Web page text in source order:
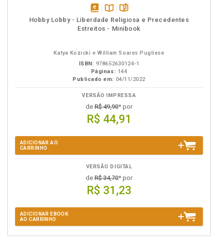
disponível
em
Disponível
na
páginas
Hobby Lobby - Liberdade Religiosa e Precedentes
Estreitos - Minibook
Katya Kozicki e William Soares Pugliese
ISBN: 978652630124-1
Páginas: 144
Publicado em: 04/11/2022
VERSÃO IMPRESSA
de R$ 49,90* por
R$ 44,91
ADICIONAR AO
CARRINHO
VERSÃO DIGITAL
de R$ 34,70* por
R$ 31,23
ADICIONAR EBOOK
AO CARRINHO